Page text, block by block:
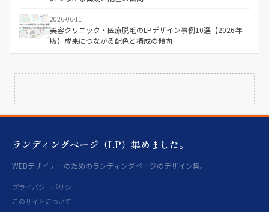
2026-06-11
美容クリニック・医療脱毛のLPデザイン事例10選【2026年
版】成果につながる配色と構成の傾向
ランディングページ（LP）集めました。
WEBデザイナーのためのランディングページのデザイン集。
プライバシーポリシー
このサイトについて